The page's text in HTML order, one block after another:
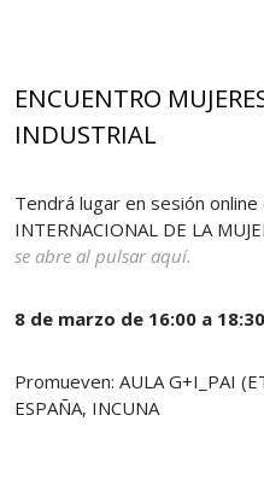
ENCUENTRO
INDUSTRIAL
Tendrá lugar en sesión
INTERNACIONAL DE LA
se abre al pulsar aquí.
8 de marzo de 16:00 a
Promueven: AULA G+I_PAI
ESPAÑA, INCUNA